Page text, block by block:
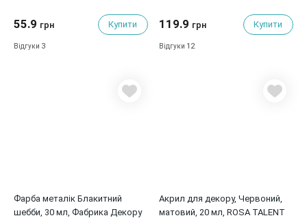
55.9 грн Купити
Відгуки 3
119.9 грн Купити
Відгуки 12
Фарба металік Блакитний
шебби, 30 мл, Фабрика Декору
Акрил для декору, Червоний,
матовий, 20 мл, ROSA TALENT